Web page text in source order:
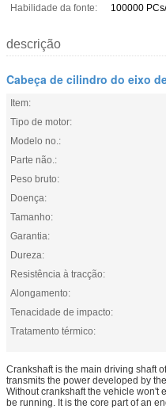
Habilidade da fonte:
100000
descrição
Cabeça de cilindro do eixo
Item:
Tipo de motor:
Modelo no.:
Parte não.:
Peso bruto:
Doença:
Tamanho:
Garantia:
Dureza:
Resistência à tracção:
Alongamento:
Tenacidade de impacto:
Tratamento térmico:
Crankshaft is the main driving shaft
transmits the power developed by
Without crankshaft the vehicle won't
be running. It is the core part of an